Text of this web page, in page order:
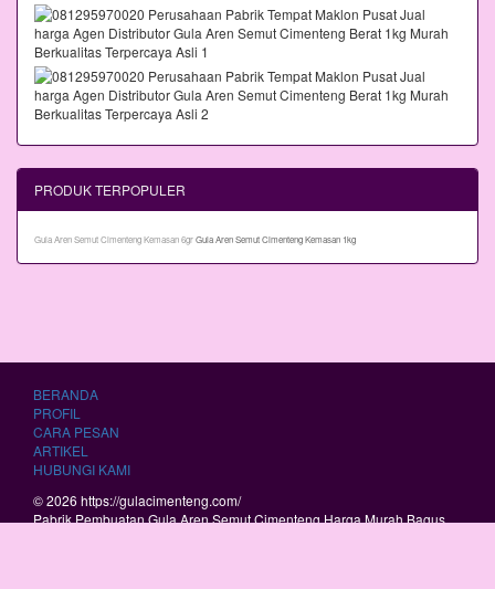
PRODUK TERPOPULER
Gula Aren Semut Cimenteng Kemasan 6grGula Aren Semut Cimenteng Kemasan 1kg
BERANDA
PROFIL
CARA PESAN
ARTIKEL
HUBUNGI KAMI
© 2026 https://gulacimenteng.com/
Pabrik Pembuatan Gula Aren Semut Cimenteng Harga Murah Bagus